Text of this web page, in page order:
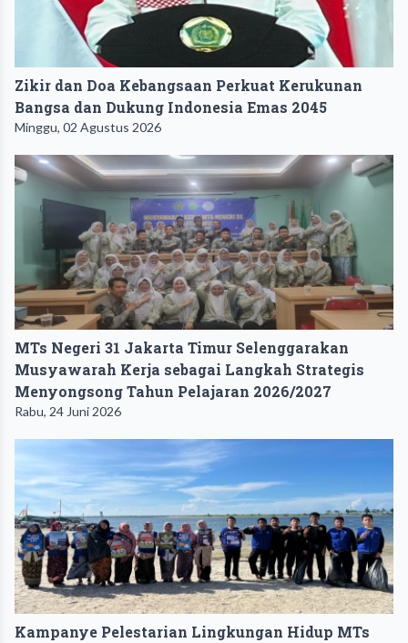
Zikir dan Doa Kebangsaan Perkuat Kerukunan
Bangsa dan Dukung Indonesia Emas 2045
Minggu, 02 Agustus 2026
MTs Negeri 31 Jakarta Timur Selenggarakan
Musyawarah Kerja sebagai Langkah Strategis
Menyongsong Tahun Pelajaran 2026/2027
Rabu, 24 Juni 2026
Kampanye Pelestarian Lingkungan Hidup MTs